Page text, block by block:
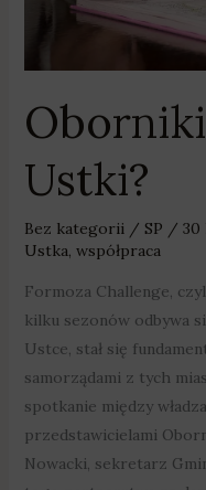
Ustki?
Bez kategorii/ SP / 30
Ustka, współpraca
Formoza Challenge,
kilku sezonów odbywa
Ustce, stał się
samorządami z tych
spotkanie między
przedstawicielami
Nowacki, sekretarz